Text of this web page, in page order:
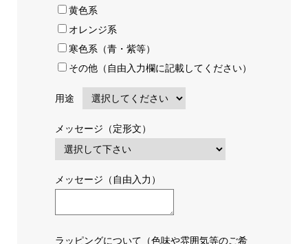
黄色系
オレンジ系
寒色系（青・紫等）
その他（自由入力欄に記載してください）
用途
メッセージ（定形文）
メッセージ（自由入力）
ラッピングについて（色味や雰囲気等のご希